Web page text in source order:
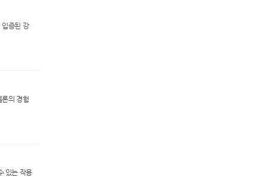
입증된 강
의 경험
있는 작용